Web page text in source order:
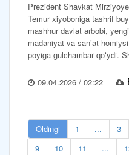
Prezident Shavkat
Temur xiyoboniga tashrif
mashhur davlat arbobi,
madaniyat va sanʼat
poyiga gulchambar qoʻydi.
09.04.2026 / 02:22
Oldingi 1 ... 3
9
10 11 ...